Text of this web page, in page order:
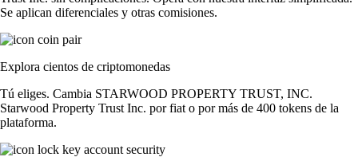
Se aplican diferenciales y otras comisiones.
Explora cientos de criptomonedas
Tú eliges. Cambia STARWOOD PROPERTY TRUST, INC.
Starwood Property Trust Inc. por fiat o por más de 400 tokens de la
plataforma.